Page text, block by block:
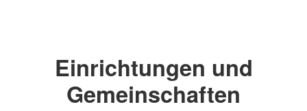
Einrichtungen und
Gemeinschaften